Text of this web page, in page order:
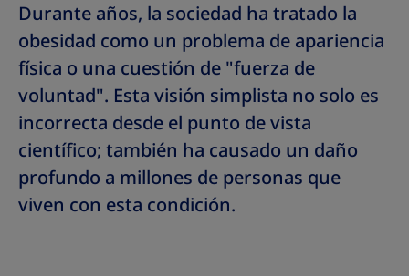
Durante años, la sociedad ha tratado la
obesidad como un problema de apariencia
física o una cuestión de "fuerza de
voluntad". Esta visión simplista no solo es
incorrecta desde el punto de vista
científico; también ha causado un daño
profundo a millones de personas que
viven con esta condición.